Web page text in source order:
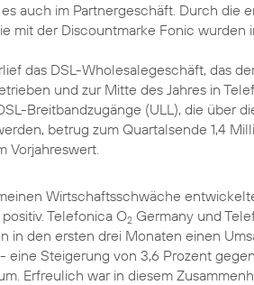
auch im Partnergeschäft. Durch die
mit der Discountmarke Fonic wurden
das DSL-Wholesalegeschäft, das
und zur Mitte des Jahres in
Breitbandzugänge (ULL), die über
betrug zum Quartalsende 1,4
Vorjahreswert.
Wirtschaftsschwäche
Telefonica O2 Germany und
in den ersten drei Monaten einen
eine Steigerung von 3,6 Prozent
Erfreulich war in diesem